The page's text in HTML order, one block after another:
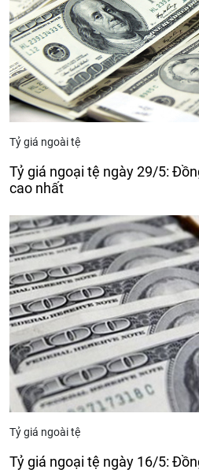
Tỷ giá ngoài tệ
Tỷ giá ngoại tệ ngày 29/5:
cao nhất
Tỷ giá ngoài tệ
Tỷ giá ngoại tệ ngày 16/5: